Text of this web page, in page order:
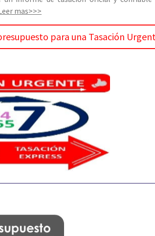
mas>>>
para una Tasación